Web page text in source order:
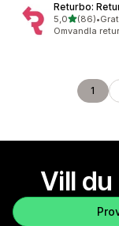
Returbo:
5,0av 5 stjärnor
(86)
86 •
Omvandla
1
Vill du